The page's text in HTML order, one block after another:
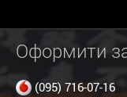
Оформити
(095) 716-07-16